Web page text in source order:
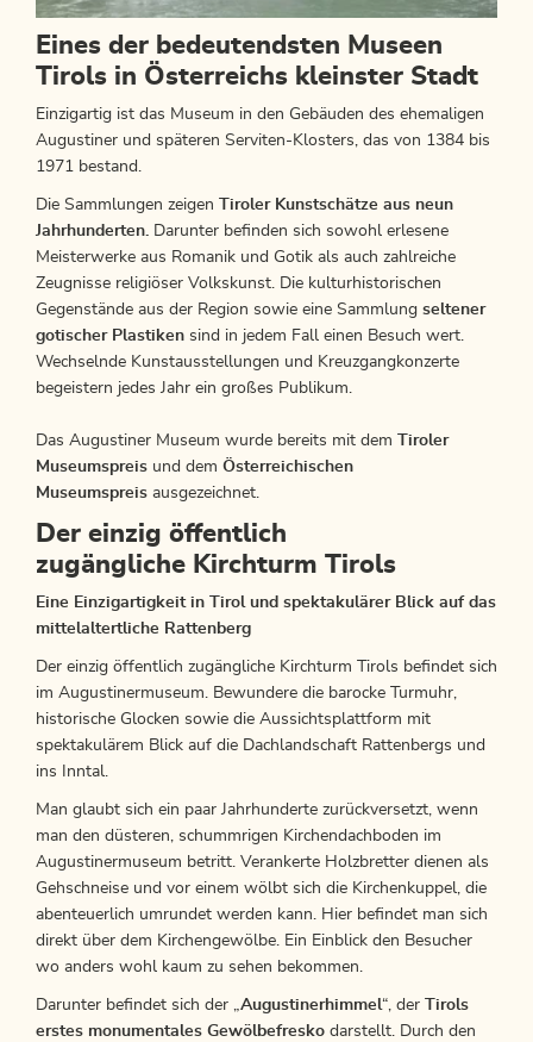
Eines der bedeutendsten Museen
Tirols in Österreichs kleinster Stadt
Einzigartig ist das Museum in den Gebäuden des ehemaligen
Augustiner und späteren Serviten-Klosters, das von 1384 bis
1971 bestand.
Die Sammlungen zeigen
Tiroler Kunstschätze aus neun
Jahrhunderten. Darunter befinden sich sowohl erlesene
Meisterwerke aus Romanik und Gotik als auch zahlreiche
Zeugnisse religiöser Volkskunst. Die kulturhistorischen
Gegenstände aus der Region sowie eine Sammlung seltener
gotischer Plastiken sind in jedem Fall einen Besuch wert.
Wechselnde Kunstausstellungen und Kreuzgangkonzerte
begeistern jedes Jahr ein großes Publikum.
Das Augustiner Museum wurde bereits mit dem
Tiroler
Museumspreis und dem Österreichischen
Museumspreis ausgezeichnet.
Der einzig öffentlich
zugängliche Kirchturm Tirols
Eine Einzigartigkeit in Tirol und spektakulärer Blick auf das
mittelaltertliche Rattenberg
Der einzig öffentlich zugängliche Kirchturm Tirols befindet sich
im Augustinermuseum. Bewundere die barocke Turmuhr,
historische Glocken sowie die Aussichtsplattform mit
spektakulärem Blick auf die Dachlandschaft Rattenbergs und
ins Inntal.
Man glaubt sich ein paar Jahrhunderte zurückversetzt, wenn
man den düsteren, schummrigen Kirchendachboden im
Augustinermuseum betritt. Verankerte Holzbretter dienen als
Gehschneise und vor einem wölbt sich die Kirchenkuppel, die
abenteuerlich umrundet werden kann. Hier befindet man sich
direkt über dem Kirchengewölbe. Ein Einblick den Besucher
wo anders wohl kaum zu sehen bekommen.
Darunter befindet sich der „Augustinerhimmel“, der
Tirols
erstes monumentales Gewölbefresko darstellt. Durch den